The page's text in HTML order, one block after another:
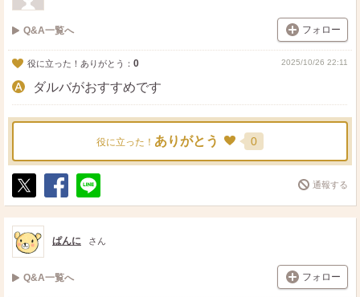
Q&A一覧へ フォロー
役に立った！ありがとう： 0 2025/10/26 22:11
ダルバがおすすめです
役に立った！ ありがとう 0
ポ
ス
ト
シ
ェ
送
る
通報する
ぱんに さん
Q&A一覧へ フォロー